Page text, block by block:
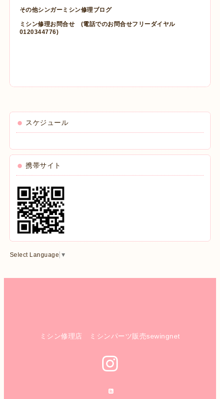
その他シンガーミシン修理ブログ
ミシン修理お問合せ
(電話でのお問合せフリーダイヤル
0120344776)
スケジュール
携帯サイト
Select Language ▼
ミシン修理店 ミシンパーツ販売sewingnet